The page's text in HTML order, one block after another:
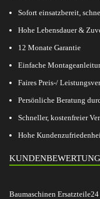
Sofort einsatzbereit,
Hohe Lebensdauer &
12 Monate Garantie
Einfache
Faires Preis-/
Persönliche Beratung
Schneller, kostenfreier
Hohe
Baumaschinen Ersatzteile24